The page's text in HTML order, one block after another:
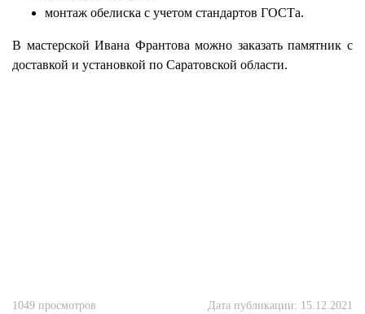
монтаж обелиска с учетом стандартов ГОСТа.
В мастерской Ивана Франтова можно заказать памятник с
доставкой и установкой по Саратовской области.
1049 просмотров Дата публикации: 15.12.2021